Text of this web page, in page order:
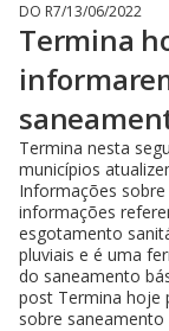
DO R7/13/06/2022
Termina
Termina nesta
municípios
Informações
informações
esgotamento
pluviais e é uma
do saneamento
post Termina hoje
sobre